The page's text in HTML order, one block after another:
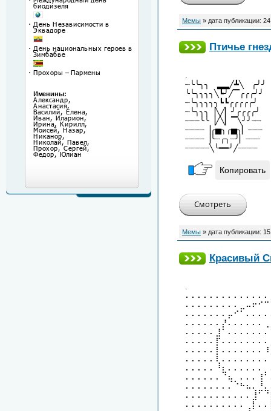
Мемы » дата публикации:
Птичье
┈╰╰╮╮ ▂▂╱┻╲ ╭╯╯
╰╰╮╮╮╮╲┗╯╱▔╭╭╭╯╯
┈╰╮╮╮╮╮┗┗╭╭╭╭╭╯
┈╰╮╮╮▕╲╱▏╯╭╭╭╭╯
┈┈┈╰╰▕╱╲▏▔╲╯╯┈┈
┈┈┈┈▕╭▅╮╭▅╮▏┈┈┈
┈┈┈┈▕╰┈╭╮┈╯▏┈┈┈
┈┈┈┈┈╲╰━━╯╱┈┈┈┈
Копировать
Мемы » дата публикации:
Красивый